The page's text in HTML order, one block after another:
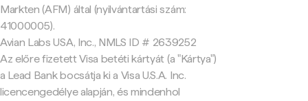
Markten (AFM) által (nyilvántartási szám:
41000005).
Avian Labs USA, Inc., NMLS ID # 2639252
Az előre fizetett Visa betéti kártyát (a "Kártya")
a Lead Bank bocsátja ki a Visa U.S.A. Inc.
licencengedélye alapján, és mindenhol